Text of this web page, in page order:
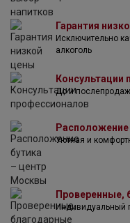
Гарантия
Исключительно
алкоголь
Консультации
До и
Уютная и
Проверенные,
Индивидуальный